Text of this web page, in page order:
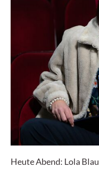
Heute Abend: Lola Blau